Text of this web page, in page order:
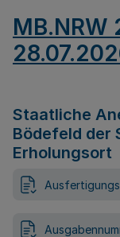
MB.NRW
Staatliche
Bödefeld der
Erholungsort